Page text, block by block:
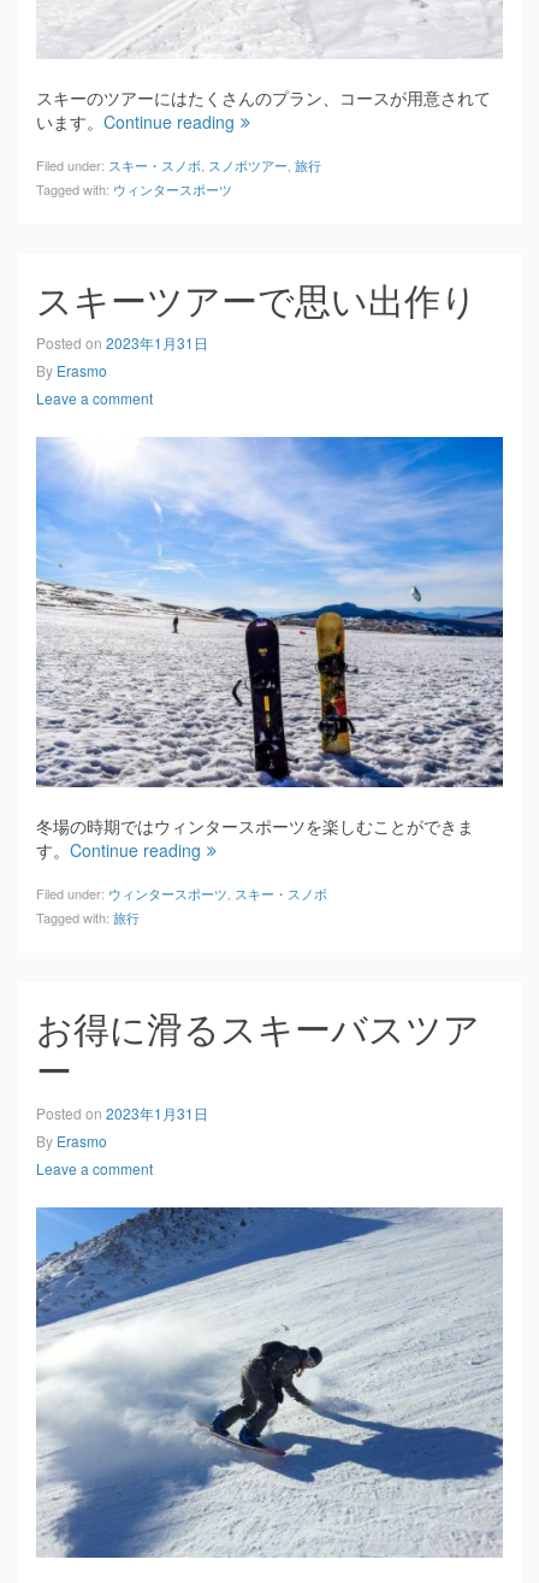
スキーのツアーにはたくさんのプラン、コースが用意されて
います。 Continue reading
Filed under: スキー・スノボ スノボツアー 旅行
Tagged with: ウィンタースポーツ
スキーツアーで思い出作り
Posted on 2023年1月31日
By Erasmo
Leave a comment
冬場の時期ではウィンタースポーツを楽しむことができま
す。 Continue reading
Filed under: ウィンタースポーツ スキー・スノボ
Tagged with: 旅行
お得に滑るスキーバスツア
ー
Posted on 2023年1月31日
By Erasmo
Leave a comment